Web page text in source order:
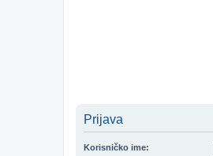
Prijava
Korisničko ime: